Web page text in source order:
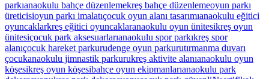
parkıanaokulu bahçe düzenlemekreş bahçe düzenlemeoyun parkı
üreticisioyun parkı imalatıçocuk oyun alanı tasarımıanaokulu eğitici
oyuncaklarkreş eğitici oyuncaklaranaokulu oyun ünitesikreş oyun
ünitesiçocuk park aksesuarlarıanaokulu spor parkıkreş spor
alanıçocuk hareket parkurudenge oyun parkurutırmanma duvarı
çocukanaokulu jimnastik parkurukreş aktivite alanıanaokulu oyun
köşesikreş oyun köşesibahçe oyun ekipmanlarıanaokulu park